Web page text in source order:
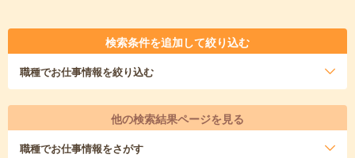
検索条件を追加して絞り込む
職種でお仕事情報を絞り込む
他の検索結果ページを見る
職種でお仕事情報をさがす